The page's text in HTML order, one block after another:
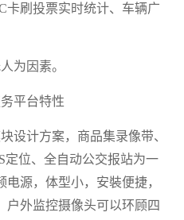
卡刷投票实时统计、车辆广
为因素。
平台特性
设计方案，商品集录像带、
定位、全自动公交报站为一
源，体型小，安裝便捷，
户外监控摄像头可以环顾四